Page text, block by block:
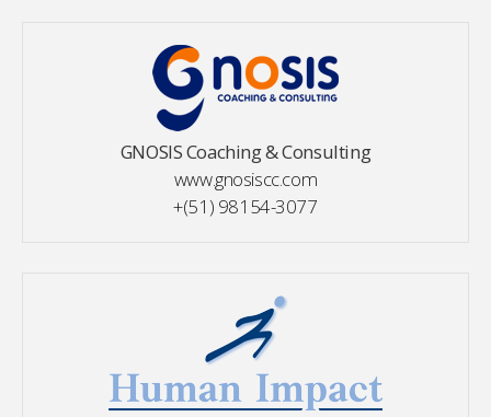
GNOSIS Coaching & Consulting
www.gnosiscc.com
+(51) 98154-3077